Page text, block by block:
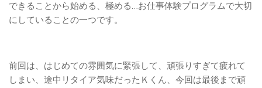
できることから始める、極める…お仕事体験プログラムで大切
にしていることの一つです。
前回は、はじめての雰囲気に緊張して、頑張りすぎて疲れて
しまい、途中リタイア気味だったＫくん、今回は最後まで頑